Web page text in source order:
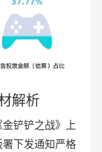
解析
铲铲之战》上
下发通知严格